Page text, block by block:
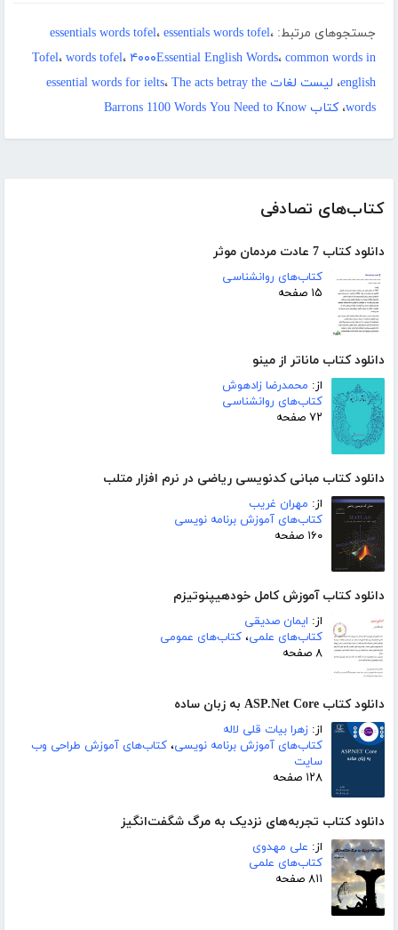
کتاب‌های تصادفی
دانلود کتاب 7 عادت مردمان موثر
کتاب‌های روانشناسی
۱۵ صفحه
دانلود کتاب ماناتر از مینو
از: محمدرضا زادهوش
کتاب‌های روانشناسی
۷۲ صفحه
دانلود کتاب مبانی کدنویسی ریاضی در نرم افزار متلب
از: مهران غریب
کتاب‌های آموزش برنامه نویسی
۱۶۰ صفحه
دانلود کتاب آموزش کامل خودهیپنوتیزم
از: ایمان صدیقی
کتاب‌های علمی، کتاب‌های عمومی
۸ صفحه
دانلود کتاب ASP.Net Core به زبان ساده
از: زهرا بیات قلی لاله
کتاب‌های آموزش برنامه نویسی، کتاب‌های آموزش طراحی وب
سایت
۱۲۸ صفحه
دانلود کتاب تجربه‌های نزدیک به مرگ شگفت‌انگیز
از: علی مهدوی
کتاب‌های علمی
۸۱۱ صفحه
جستجوهای مرتبط: essentials words tofel، essentials words tofel،
Tofel، words tofel، ۴۰۰۰Essential English Words، common words in
english، لیست لغات essential words for ielts ، The acts betray the
words،کتاب Barrons 1100 Words You Need to Know